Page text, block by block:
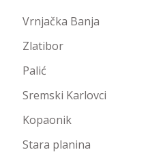
Vrnjačka Banja
Zlatibor
Palić
Sremski Karlovci
Kopaonik
Stara planina